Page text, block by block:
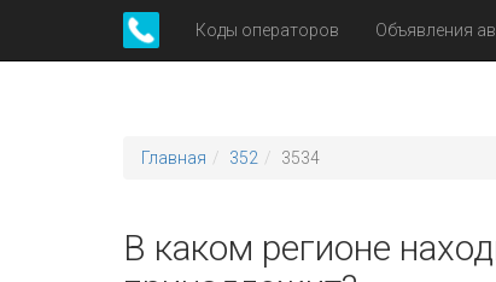
Коды операторов Объявления
Главная 352 3534
В каком регионе